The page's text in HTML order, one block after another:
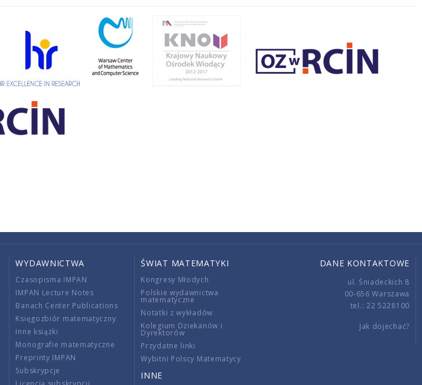
WYDAWNICTWA
Czasopisma IMPAN
IMPAN Lecture Notes
Banach Center Publications
Księgozbiór matematyczny
Inne książki
Monografie matematyczne
Preprinty IMPAN
Subskrypcje
ŚWIAT MATEMATYKI
Kongresy Młodych
Polskie wydawnictwa
matematyczne
Notatki z wykładów
Kolegium Dziekanów i
Dyrektorów
Przydatne linki
Wybitni Polscy Matematycy
INNE
DANE KONTAKTOWE
ul. Śniadeckich 8
00-656 Warszawa
tel.: 22 5228100
Jak dojechać?